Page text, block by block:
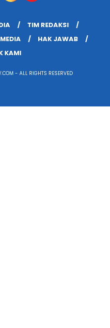
TIM REDAKSI
HAK JAWAB
KAMI
- ALL RIGHTS RESERVED